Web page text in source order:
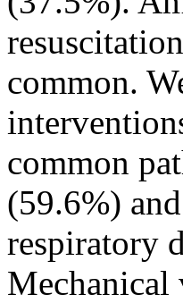
common.
common
(59.6%)
respiratory
Mechanical